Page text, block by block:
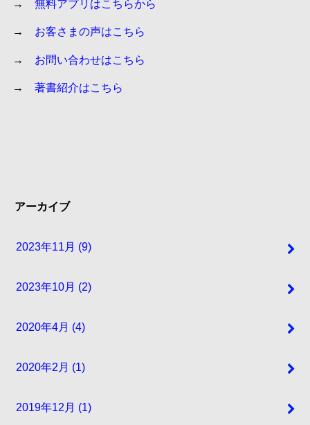
→ 無料アプリはこちらから
→ お客さまの声はこちら
→ お問い合わせはこちら
→ 著書紹介はこちら
アーカイブ
2023年11月 (9)
2023年10月 (2)
2020年4月 (4)
2020年2月 (1)
2019年12月 (1)